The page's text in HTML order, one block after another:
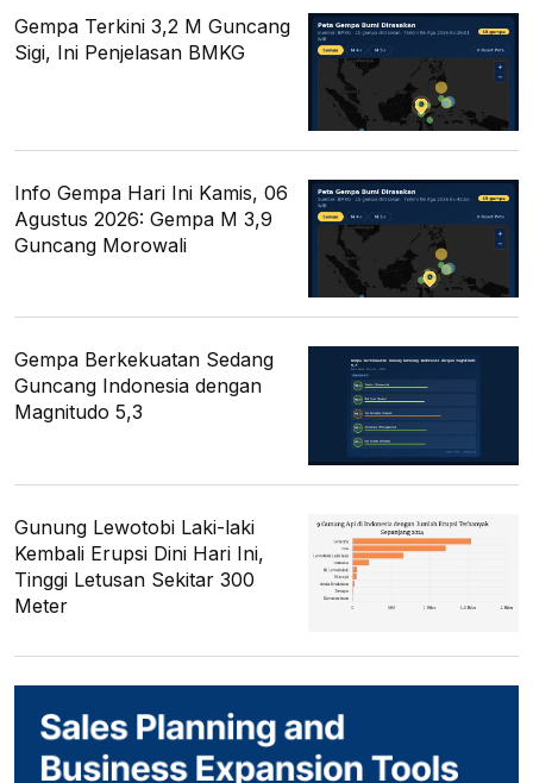
Gempa Terkini 3,2 M Guncang
Sigi, Ini Penjelasan BMKG
Info Gempa Hari Ini Kamis, 06
Agustus 2026: Gempa M 3,9
Guncang Morowali
Gempa Berkekuatan Sedang
Guncang Indonesia dengan
Magnitudo 5,3
Gunung Lewotobi Laki-laki
Kembali Erupsi Dini Hari Ini,
Tinggi Letusan Sekitar 300
Meter